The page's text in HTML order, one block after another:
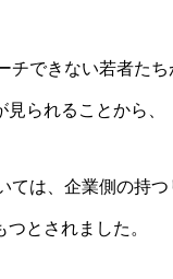
チできない若者た
られることから、
ては、企業側の持
とされました。